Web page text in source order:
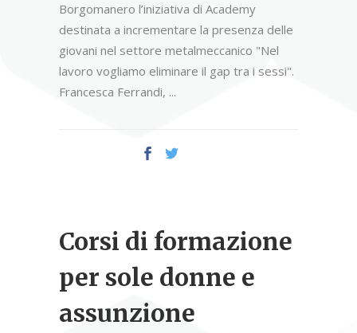
Borgomanero l’iniziativa di Academy
destinata a incrementare la presenza delle
giovani nel settore metalmeccanico "Nel
lavoro vogliamo eliminare il gap tra i sessi".
Francesca Ferrandi,
Corsi di formazione
per sole donne e
assunzione